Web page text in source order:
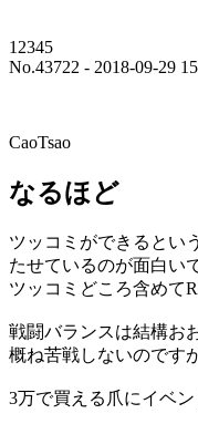
12345
No.43722 - 2018-09-29
CaoTsao
なるほど
ツッコミができるとい
たせているのが面白い
ツッコミどころ含めて
戦闘バランスは結構お
概ね苦戦しないのです
3万で買える爪にイベ